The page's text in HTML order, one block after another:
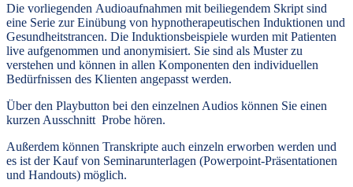
Die vorliegenden Audioaufnahmen mit beiliegendem Skript sind
eine Serie zur Einübung von hypnotherapeutischen Induktionen und
Gesundheitstrancen. Die Induktionsbeispiele wurden mit Patienten
live aufgenommen und anonymisiert. Sie sind als Muster zu
verstehen und können in allen Komponenten den individuellen
Bedürfnissen des Klienten angepasst werden.
Über den Playbutton bei den einzelnen Audios können Sie einen
kurzen Ausschnitt Probe hören.
Außerdem können Transkripte auch einzeln erworben werden und
es ist der Kauf von Seminarunterlagen (Powerpoint-Präsentationen
und Handouts) möglich.